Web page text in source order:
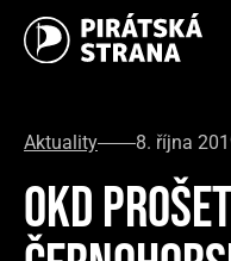
Aktuality 8. října
OKD